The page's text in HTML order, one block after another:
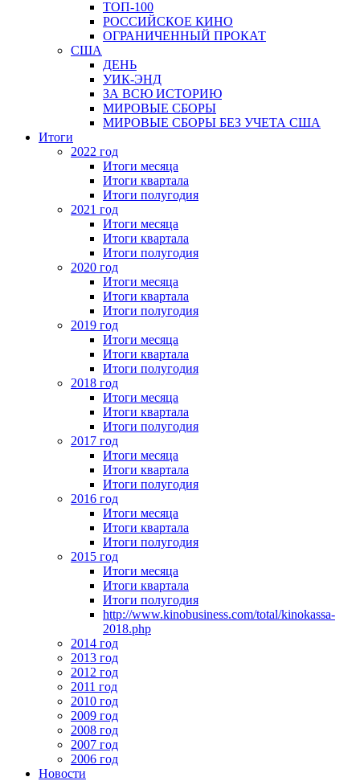
ТОП-100
РОССИЙСКОЕ КИНО
ОГРАНИЧЕННЫЙ ПРОКАТ
США
ДЕНЬ
УИК-ЭНД
ЗА ВСЮ ИСТОРИЮ
МИРОВЫЕ СБОРЫ
МИРОВЫЕ СБОРЫ БЕЗ УЧЕТА США
Итоги
2022 год
Итоги месяца
Итоги квартала
Итоги полугодия
2021 год
Итоги месяца
Итоги квартала
Итоги полугодия
2020 год
Итоги месяца
Итоги квартала
Итоги полугодия
2019 год
Итоги месяца
Итоги квартала
Итоги полугодия
2018 год
Итоги месяца
Итоги квартала
Итоги полугодия
2017 год
Итоги месяца
Итоги квартала
Итоги полугодия
2016 год
Итоги месяца
Итоги квартала
Итоги полугодия
2015 год
Итоги месяца
Итоги квартала
Итоги полугодия
http://www.kinobusiness.com/total/kinokassa-
2018.php
2014 год
2013 год
2012 год
2011 год
2010 год
2009 год
2008 год
2007 год
2006 год
Новости